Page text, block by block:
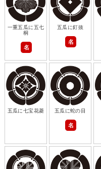
一重五瓜に五七
桐
名
五瓜に釘抜
名
五瓜に七宝花菱 五瓜に蛇の目
名